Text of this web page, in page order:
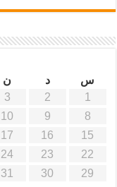
س
د ن
1
2
3
8
9
10
15
16
17
22
23
24
29
30
31